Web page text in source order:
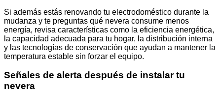
Si además estás renovando tu electrodoméstico durante la
mudanza y te preguntas qué nevera consume menos
energía, revisa características como la eficiencia energética,
la capacidad adecuada para tu hogar, la distribución interna
y las tecnologías de conservación que ayudan a mantener la
temperatura estable sin forzar el equipo.
Señales de alerta después de instalar tu
nevera